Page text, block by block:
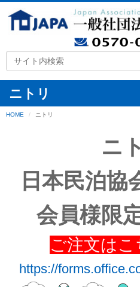
ニトリ
HOME ニトリ
ニ
日本民泊協
会員様限
ご注文は
https://